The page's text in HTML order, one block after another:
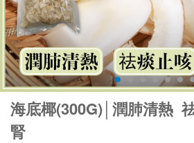
海底椰(300G)│潤肺清熱
腎